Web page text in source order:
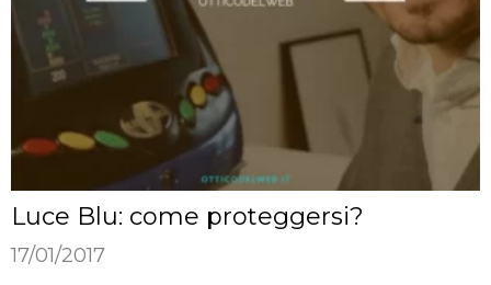
Luce Blu: come proteggersi?
17/01/2017